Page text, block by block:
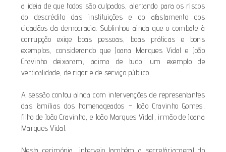
a ideia de que todos são culpados, alertando para os riscos
do descrédito das instituições e do afastamento dos
cidadãos da democracia. Sublinhou ainda que o combate à
corrupção exige boas pessoas, boas práticas e bons
exemplos, considerando que Joana Marques Vidal e João
Cravinho deixaram, acima de tudo, um exemplo de
verticalidade, de rigor e de serviço público.
A sessão contou ainda com intervenções de representantes
das famílias dos homenageados – João Cravinho Gomes,
filho de João Cravinho, e João Marques Vidal, irmão de Joana
Marques Vidal.